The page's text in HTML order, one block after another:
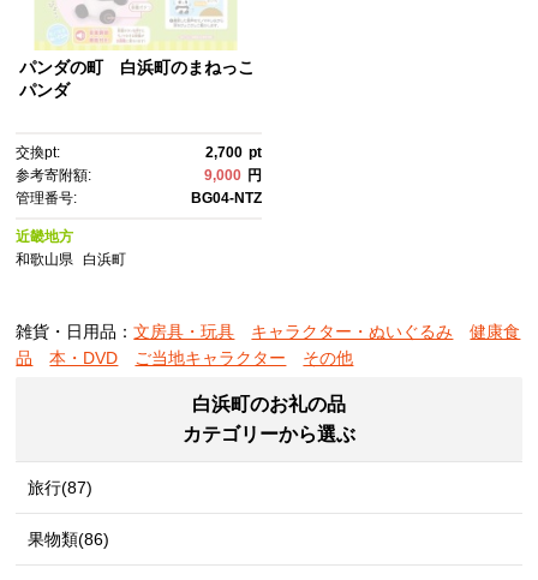
パンダの町 白浜町のまねっこ
パンダ
交換pt: 2,700 pt
参考寄附額:
9,000 円
管理番号:
BG04-NTZ
近畿地方
和歌山県
白浜町
雑貨・日用品：文房具・玩具 キャラクター・ぬいぐるみ
健康食
品
本・DVD ご当地キャラクター その他
白浜町のお礼の品
カテゴリーから選ぶ
旅行(87)
果物類(86)